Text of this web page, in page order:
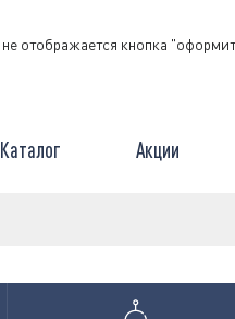
отображается кнопка
Каталог Акции